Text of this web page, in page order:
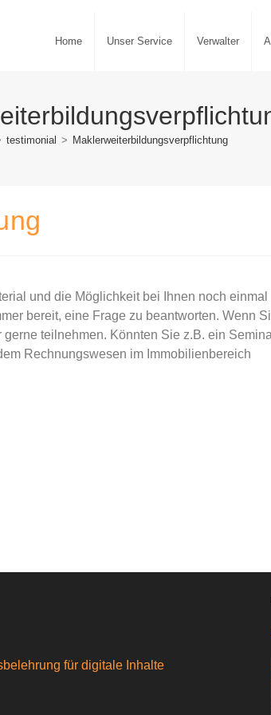
Home Unser Service Verwalter
testimonial > Maklerweiterbildungsverpflichtung
und die Möglichkeit bei Ihnen noch einmal
bereit, eine Frage zu beantworten. Wenn
teilnehmen. Könnten Sie z.B. ein
Rechnungswesen im Immobilienbereich
für digitale Inhalte